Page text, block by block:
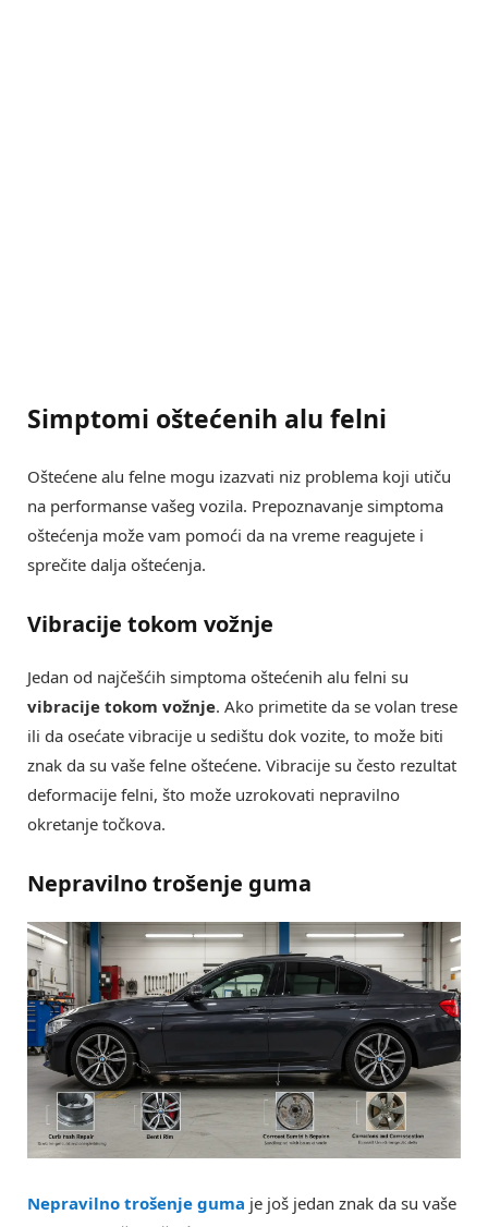
Simptomi oštećenih alu felni
Oštećene alu felne mogu izazvati niz problema koji utiču
na performanse vašeg vozila. Prepoznavanje simptoma
oštećenja može vam pomoći da na vreme reagujete i
sprečite dalja oštećenja.
Vibracije tokom vožnje
Jedan od najčešćih simptoma oštećenih alu felni su
vibracije tokom vožnje. Ako primetite da se volan trese
ili da osećate vibracije u sedištu dok vozite, to može biti
znak da su vaše felne oštećene. Vibracije su često rezultat
deformacije felni, što može uzrokovati nepravilno
okretanje točkova.
Nepravilno trošenje guma
Nepravilno trošenje guma je još jedan znak da su vaše